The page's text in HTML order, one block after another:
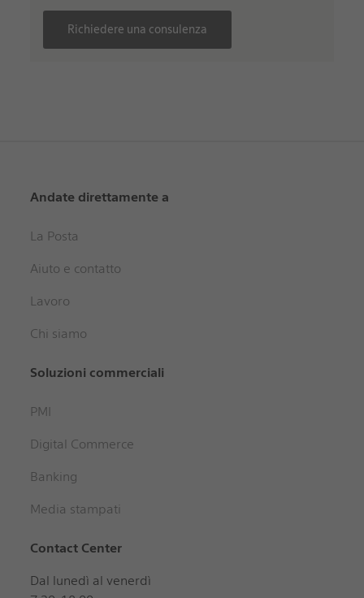
Richiedere una consulenza
Andate direttamente a
La Posta
Aiuto e contatto
Lavoro
Chi siamo
Soluzioni commerciali
PMI
Digital Commerce
Banking
Media stampati
Contact Center
Dal lunedì al venerdì